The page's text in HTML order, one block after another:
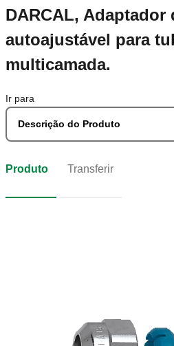
DARCAL, Adaptador
autoajustável para
multicamada.
Ir para
Descrição do Produto
Produto Transferir